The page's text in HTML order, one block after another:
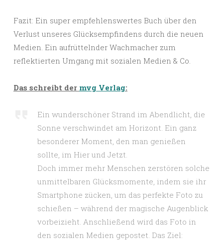
Fazit: Ein super empfehlenswertes Buch über den
Verlust unseres Glücksempfindens durch die neuen
Medien. Ein aufrüttelnder Wachmacher zum
reflektierten Umgang mit sozialen Medien & Co.
Das schreibt der mvg Verlag:
Ein wunderschöner Strand im Abendlicht, die
Sonne verschwindet am Horizont. Ein ganz
besonderer Moment, den man genießen
sollte, im Hier und Jetzt.
Doch immer mehr Menschen zerstören solche
unmittelbaren Glücksmomente, indem sie ihr
Smartphone zücken, um das perfekte Foto zu
schießen – während der magische Augenblick
vorbeizieht. Anschließend wird das Foto in
den sozialen Medien gepostet. Das Ziel: